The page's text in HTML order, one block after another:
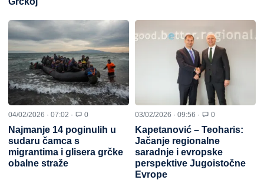
04/02/2026 · 07:02 · 0
Najmanje 14 poginulih u
sudaru čamca s
migrantima i glisera grčke
obalne straže
03/02/2026 · 09:56 · 0
Kapetanović – Teoharis:
Jačanje regionalne
saradnje i evropske
perspektive Jugoistočne
Evrope